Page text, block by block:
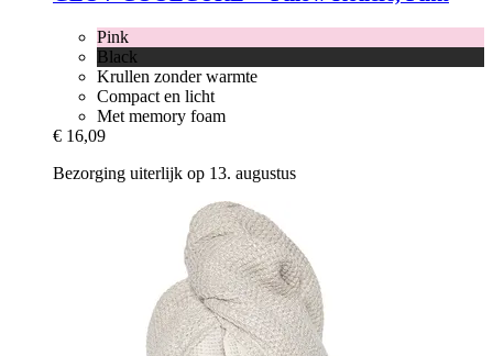
Pink
Black
Krullen zonder warmte
Compact en licht
Met memory foam
€ 16,09
Bezorging uiterlijk op 13. augustus